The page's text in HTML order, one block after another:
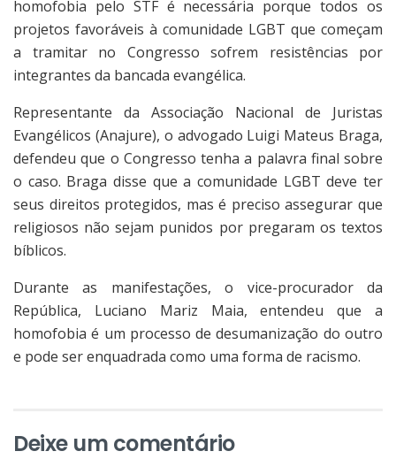
homofobia pelo STF é necessária porque todos os
projetos favoráveis à comunidade LGBT que começam
a tramitar no Congresso sofrem resistências por
integrantes da bancada evangélica.
Representante da Associação Nacional de Juristas
Evangélicos (Anajure), o advogado Luigi Mateus Braga,
defendeu que o Congresso tenha a palavra final sobre
o caso. Braga disse que a comunidade LGBT deve ter
seus direitos protegidos, mas é preciso assegurar que
religiosos não sejam punidos por pregaram os textos
bíblicos.
Durante as manifestações, o vice-procurador da
República, Luciano Mariz Maia, entendeu que a
homofobia é um processo de desumanização do outro
e pode ser enquadrada como uma forma de racismo.
Deixe um comentário